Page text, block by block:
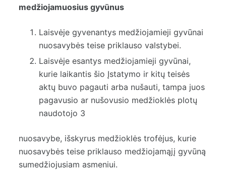
medžiojamuosius gyvūnus
Laisvėje gyvenantys medžiojamieji gyvūnai
nuosavybės teise priklauso valstybei.
Laisvėje esantys medžiojamieji gyvūnai,
kurie laikantis šio Įstatymo ir kitų teisės
aktų buvo pagauti arba nušauti, tampa juos
pagavusio ar nušovusio medžioklės plotų
naudotojo 3
nuosavybe, išskyrus medžioklės trofėjus, kurie
nuosavybės teise priklauso medžiojamąjį gyvūną
sumedžiojusiam asmeniui.